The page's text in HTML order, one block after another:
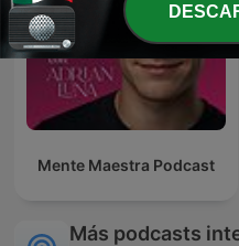
Mente Maestra Podcast
Más podcasts